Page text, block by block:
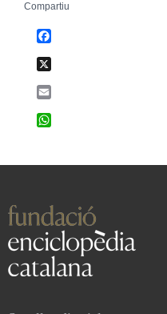
Compartiu